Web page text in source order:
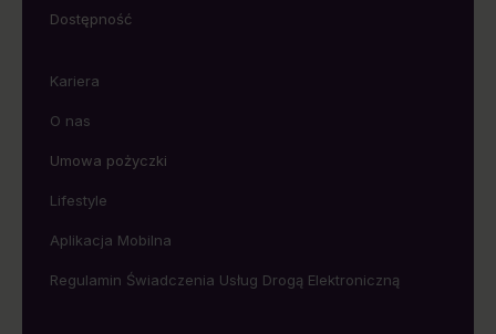
Dostępność
Kariera
O nas
Umowa pożyczki
Lifestyle
Aplikacja Mobilna
Regulamin Świadczenia Usług Drogą Elektroniczną